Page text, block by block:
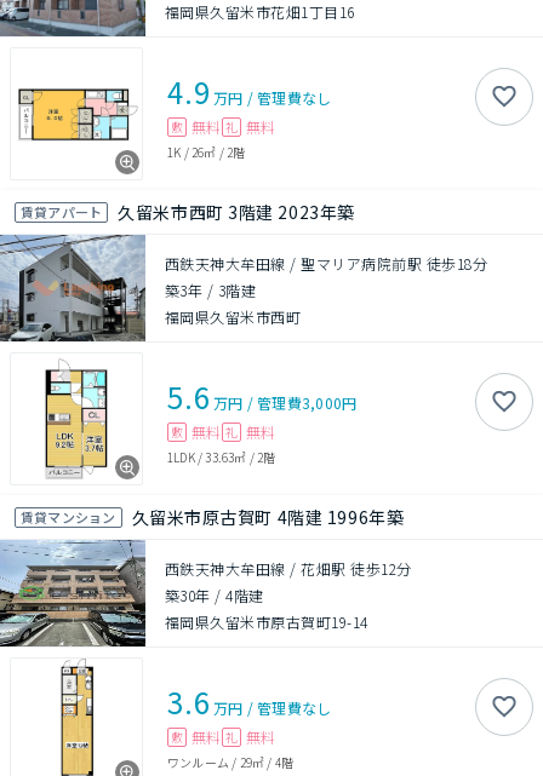
福岡県久留米市花畑1丁目16
4.9 万円 /管理費なし
敷 無料 礼 無料
1K / 26㎡ / 2階
賃貸アパート 久留米市西町 3階建 2023年築
西鉄天神大牟田線 / 聖マリア病院前駅 徒歩18分
築3年 / 3階建
福岡県久留米市西町
5.6 万円 /管理費3,000円
敷 無料 礼 無料
1LDK/33.63㎡ / 2階
賃貸マンション 久留米市原古賀町 4階建 1996年築
西鉄天神大牟田線 / 花畑駅 徒歩12分
築30年 /4階建
福岡県久留米市原古賀町19-14
3.6 万円 /管理費なし
敷 無料 礼 無料
ワンルーム / 29㎡ / 4階